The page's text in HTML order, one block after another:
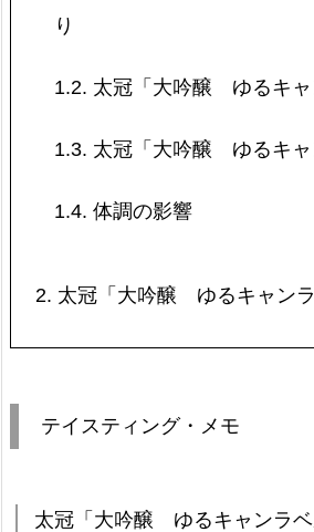
り
1.2. 太冠「大吟醸 ゆるキャ
1.3. 太冠「大吟醸 ゆるキャ
1.4. 体調の影響
2. 太冠「大吟醸 ゆるキャン
テイスティング・メモ
太冠「大吟醸 ゆるキャンラベ